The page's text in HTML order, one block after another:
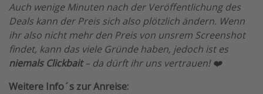
Auch wenige Minuten nach der Veröffentlichung des
Deals kann der Preis sich also plötzlich ändern. Wenn
ihr also nicht mehr den Preis von unsrem Screenshot
findet, kann das viele Gründe haben, jedoch ist es
niemals Clickbait– da dürft ihr uns vertrauen! ❤️
Weitere Info´s zur Anreise: